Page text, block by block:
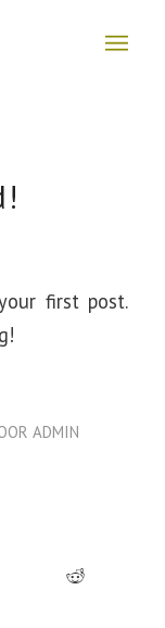
first post.
ADMIN